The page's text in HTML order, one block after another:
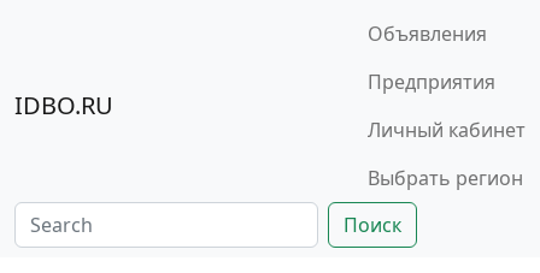
IDBO.RU
Объявления
Предприятия
Личный кабинет
Выбрать регион
Поиск